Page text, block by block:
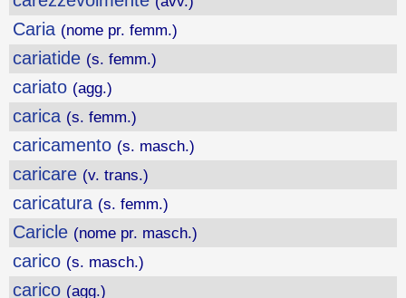
Caria (nome pr. femm.)
cariatide (s. femm.)
cariato (agg.)
carica (s. femm.)
caricamento (s. masch.)
caricare (v. trans.)
caricatura (s. femm.)
Caricle (nome pr. masch.)
carico (s. masch.)
carico (agg.)